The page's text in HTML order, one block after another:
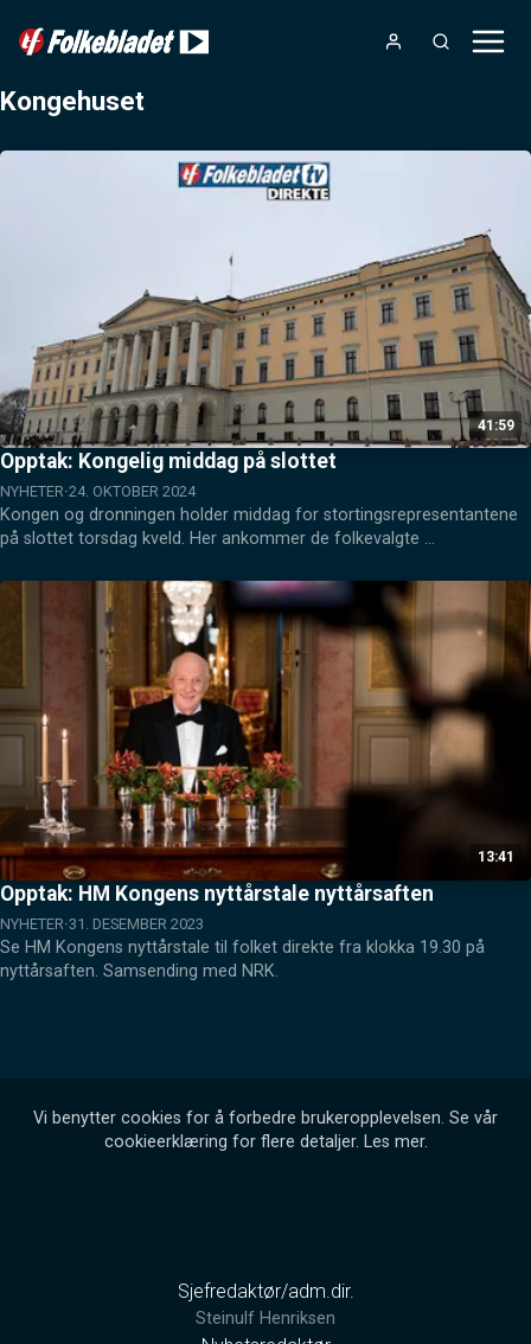
Kongehuset
41:59
Opptak: Kongelig middag på slottet
NYHETER 24. OKTOBER 2024
Kongen og dronningen holder middag for stortingsrepresentantene
på slottet torsdag kveld. Her ankommer de folkevalgte
13:41
Opptak: HM Kongens nyttårstale nyttårsaften
NYHETER 31. DESEMBER 2023
Se HM Kongens nyttårstale til folket direkte fra klokka 19.30 på
nyttårsaften. Samsending med NRK.
Vi benytter cookies for å forbedre brukeropplevelsen. Se vår
cookieerklæring for flere detaljer. Les mer.
Sjefredaktør/adm.dir.
Steinulf Henriksen